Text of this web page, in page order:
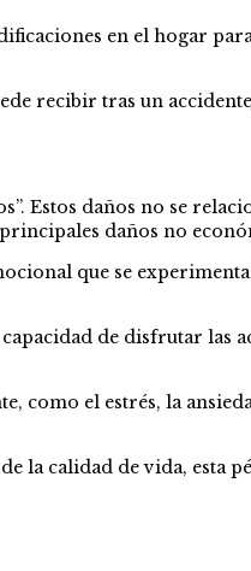
en el hogar
recibir tras un
Estos daños no se
daños no
que se
de disfrutar las
como el estrés, la
la calidad de vida, esta